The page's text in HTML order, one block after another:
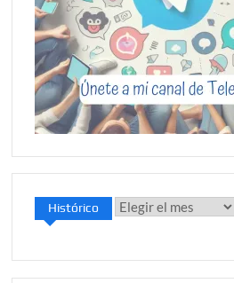
Histórico Histórico